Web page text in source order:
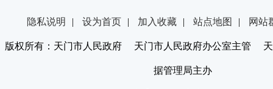
隐私说明 | 设为首页 | 加入收藏 | 站点地图 | 网站
版权所有：天门市人民政府 天门市人民政府办公室主管 天
据管理局主办